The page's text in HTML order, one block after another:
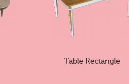
Table Rectangle